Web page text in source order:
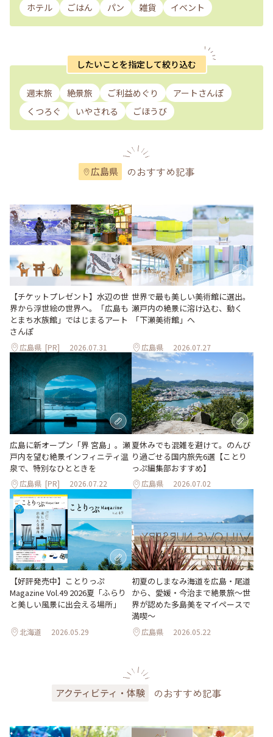
ホテル
ごはん パン 雑貨 イベント
したいことを指定して絞り込む
週末旅 絶景旅 ご利益めぐり
アートさんぽ
くつろぐ
いやされる ごほうび
広島県 のおすすめ記事
【チケットプレゼント】水辺の世
界から浮世絵の世界へ。「広島も
とまち水族館」ではじまるアート
さんぽ
広島県 [PR] 2026.07.31
世界で最も美しい美術館に選出。
瀬戸内の絶景に溶け込む、動く
「下瀬美術館」へ
広島県 2026.07.27
広島に新オープン「界 宮島」。瀬
戸内を望む絶景インフィニティ温
泉で、特別なひとときを
広島県 [PR] 2026.07.22
夏休みでも混雑を避けて。のんび
り過ごせる国内旅先6選【ことり
っぷ編集部おすすめ】
広島県 2026.07.02
【好評発売中】ことりっぷ
Magazine Vol.49 2026夏「ふらり
と美しい風景に出会える場所」
北海道 2026.05.29
初夏のしまなみ海道を広島・尾道
から、愛媛・今治まで絶景旅〜世
界が認めた多島美をマイペースで
満喫〜
広島県 2026.05.22
アクティビティ・体験 のおすすめ記事